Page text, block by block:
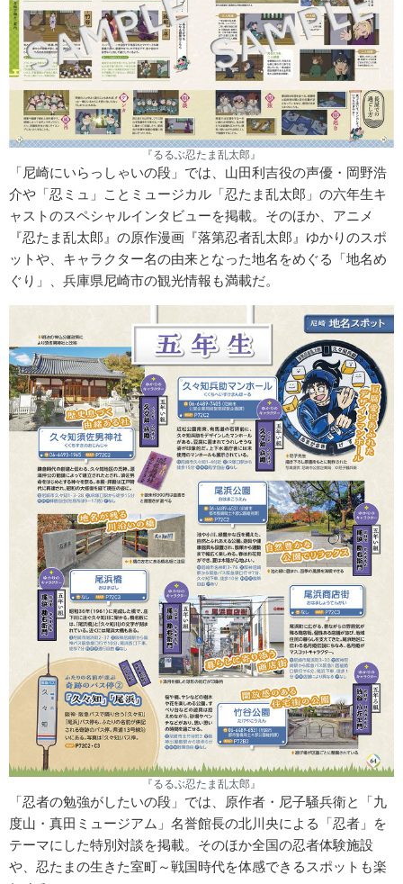
『るるぶ忍たま乱太郎』
「尼崎にいらっしゃいの段」では、山田利吉役の声優・岡野浩
介や「忍ミュ」ことミュージカル「忍たま乱太郎」の六年生キ
ャストのスペシャルインタビューを掲載。そのほか、アニメ
『忍たま乱太郎』の原作漫画『落第忍者乱太郎』ゆかりのスポ
ットや、キャラクター名の由来となった地名をめぐる「地名め
ぐり」、兵庫県尼崎市の観光情報も満載だ。
『るるぶ忍たま乱太郎』
「忍者の勉強がしたいの段」では、原作者・尼子騒兵衛と「九
度山・真田ミュージアム」名誉館長の北川央による「忍者」を
テーマにした特別対談を掲載。そのほか全国の忍者体験施設
や、忍たまの生きた室町～戦国時代を体感できるスポットも楽